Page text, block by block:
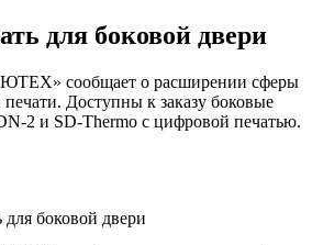
для боковой двери
сообщает о расширении сферы
Доступны к заказу боковые
2 и SD-Thermo с цифровой печатью.
боковой двери